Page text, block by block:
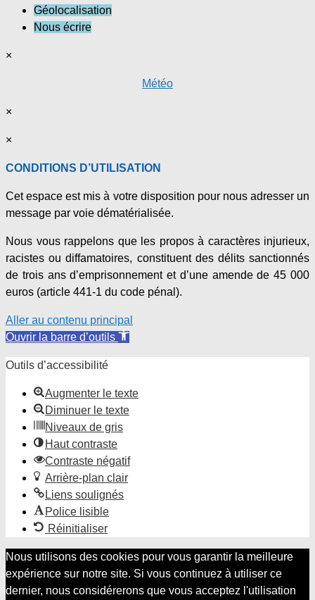
Géolocalisation
Nous écrire
×
Météo
×
×
CONDITIONS D’UTILISATION
Cet espace est mis à votre disposition pour nous adresser un
message par voie dématérialisée.
Nous vous rappelons que les propos à caractères injurieux,
racistes ou diffamatoires, constituent des délits sanctionnés
de trois ans d’emprisonnement et d’une amende de 45 000
euros (article 441-1 du code pénal).
Aller au contenu principal
Ouvrir la barre d’outils
Outils d’accessibilité
Augmenter le texte
Diminuer le texte
Niveaux de gris
Haut contraste
Contraste négatif
Arrière-plan clair
Liens soulignés
Police lisible
Réinitialiser
Nous utilisons des cookies pour vous garantir la meilleure
expérience sur notre site. Si vous continuez à utiliser ce
dernier, nous considérerons que vous acceptez l'utilisation